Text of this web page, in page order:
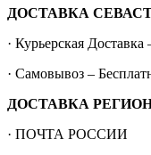
ДОСТАВКА
· Курьерская Доставка
· Самовывоз –
ДОСТАВКА
· ПОЧТА РОССИИ